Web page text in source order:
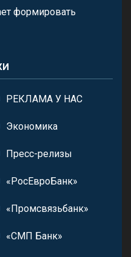
формировать
РЕКЛАМА У НАС
Экономика
Пресс-релизы
«РосЕвроБанк»
«Промсвязьбанк»
«СМП Банк»